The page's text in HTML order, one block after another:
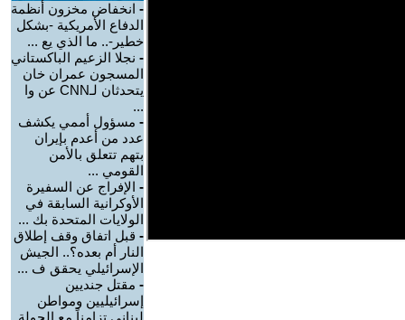
- انخفاض مخزون أنظمة
الدفاع الأمريكية -بشكل
خطير-.. ما الذي يع ...
- نجلا الزعيم الباكستاني
المسجون عمران خان
يتحدثان لـCNN عن وا
...
- مسؤول أممي يكشف
عدد من أعدم بإيران
بتهم تتعلق بالأمن
القومي ...
- الإفراج عن السفيرة
الأوكرانية السابقة في
الولايات المتحدة بك ...
- قبل اتفاق وقف إطلاق
النار أم بعده؟.. الجيش
الإسرائيلي يحقق ف ...
- مقتل جنديين
إسرائيليين ومواطن
لبناني تزامناً مع الجولة